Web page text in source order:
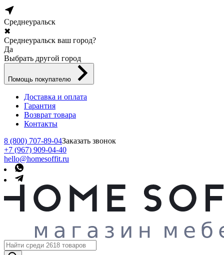
Среднеуральск
✖
Среднеуральск ваш город?
Да
Выбрать другой город
Помощь покупателю
Доставка и оплата
Гарантия
Возврат товара
Контакты
8 (800) 707-89-04Заказать звонок
+7 (967) 909-04-40
hello@homesoffit.ru